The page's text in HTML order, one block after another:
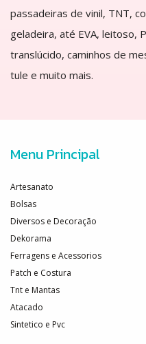
passadeiras de vinil, TNT,
geladeira, até EVA, leitoso,
translúcido, caminhos de
tule e muito mais.
Menu Principal
Artesanato
Bolsas
Diversos e Decoração
Dekorama
Ferragens e Acessorios
Patch e Costura
Tnt e Mantas
Atacado
Sintetico e Pvc